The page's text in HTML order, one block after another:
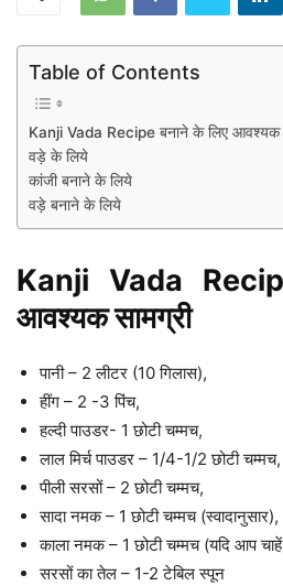
Table of Contents
Kanji Vada Recipe बनाने के लिए आवश्यक
वड़े के लिये
कांजी बनाने के लिये
वड़े बनाने के लिये
Kanji Vada
आवश्यक सामग्री
पानी – 2 लीटर (10 गिलास),
हींग – 2 -3 पिंच,
हल्दी पाउडर- 1 छोटी चम्मच,
लाल मिर्च पाउडर – 1/4-1/2 छोटी चम्मच,
पीली सरसों – 2 छोटी चम्मच,
सादा नमक – 1 छोटी चम्मच (स्वादानुसार),
काला नमक – 1 छोटी चम्मच (यदि आप
सरसों का तेल – 1-2 टेबिल स्पून